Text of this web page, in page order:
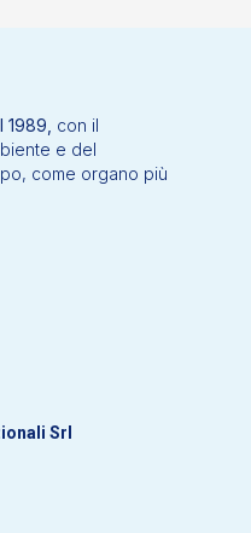
1989, con il
e del
come organo più
Srl